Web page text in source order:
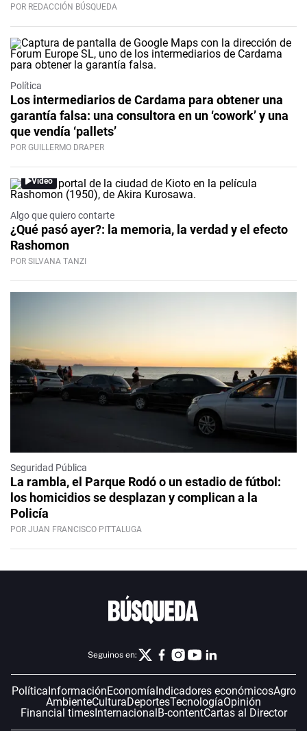
POR REDACCIÓN BÚSQUEDA
Política
Los intermediarios de Cardama para obtener una
garantía falsa: una consultora en un ‘cowork’ y una
que vendía ‘pallets’
POR GUILLERMO DRAPER
Video
Algo que quiero contarte
¿Qué pasó ayer?: la memoria, la verdad y el efecto
Rashomon
POR SILVANA TANZI
Seguridad Pública
La rambla, el Parque Rodó o un estadio de fútbol:
los homicidios se desplazan y complican a la
Policía
POR JUAN FRANCISCO PITTALUGA
Seguinos en:
PolíticaInformaciónEconomíaIndicadores económicosAgro
AmbienteCulturaDeportesTecnologíaOpinión
Financial timesInternacionalB-contentCartas al Director